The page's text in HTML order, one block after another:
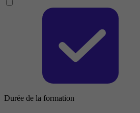
Durée de la formation